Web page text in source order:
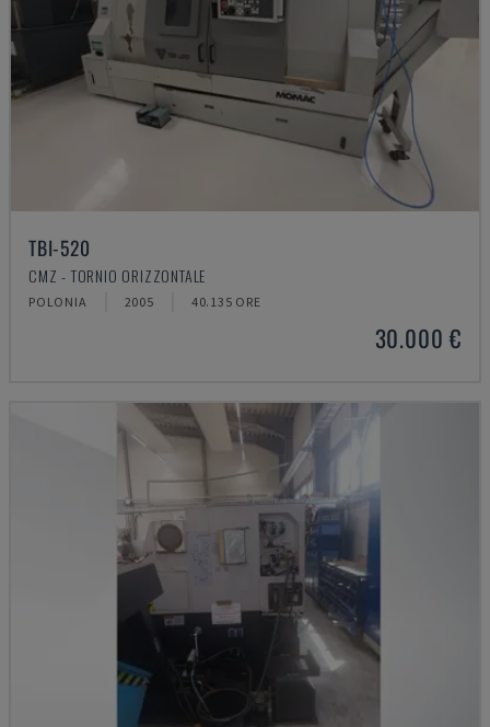
TBI-520
CMZ - TORNIO ORIZZONTALE
POLONIA 2005 40.135 ORE
30.000 €